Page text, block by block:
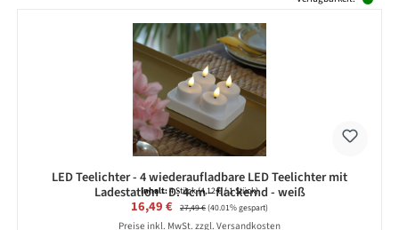
LED Teelichter - 4 wiederaufladbare LED Teelichter mit
Ladestation - D: 4cm - flackernd - weiß
Inhalt:4 Stück(4,12 € / 1 Stück)
Verkaufspreis:
16,49 € Regulärer Preis:
27,49 €(40.01% gespart)
Preise inkl. MwSt. zzgl. Versandkosten